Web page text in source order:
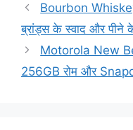
Bourbon Whiskey:
ब्रांड्स के स्वाद और पीने
Motorola New
256GB रोम और